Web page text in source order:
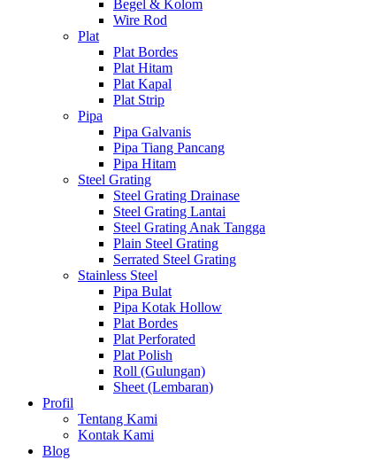
Begel & Kolom
Wire Rod
Plat
Plat Bordes
Plat Hitam
Plat Kapal
Plat Strip
Pipa
Pipa Galvanis
Pipa Tiang Pancang
Pipa Hitam
Steel Grating
Steel Grating Drainase
Steel Grating Lantai
Steel Grating Anak Tangga
Plain Steel Grating
Serrated Steel Grating
Stainless Steel
Pipa Bulat
Pipa Kotak Hollow
Plat Bordes
Plat Perforated
Plat Polish
Roll (Gulungan)
Sheet (Lembaran)
Profil
Tentang Kami
Kontak Kami
Blog